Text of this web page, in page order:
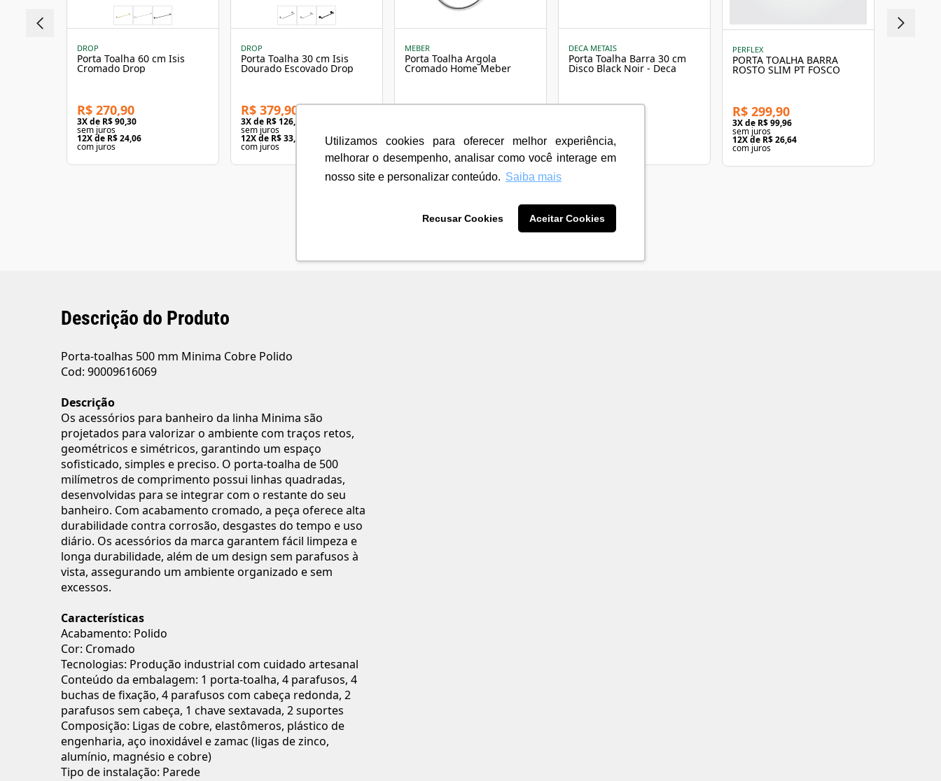
Utilizamos cookies para oferecer melhor experiência,
melhorar o desempenho, analisar como você interage em
nosso site e personalizar conteúdo. Saiba mais
Recusar Cookies Aceitar Cookies
DROP
Porta Toalha 60 cm Isis
Cromado Drop
R$ 270,90
3X de R$ 90,30
sem juros
12X de R$ 24,06
com juros
DROP
Porta Toalha 30 cm Isis
Dourado Escovado Drop
R$ 379,90
3X de R$ 126,63
sem juros
12X de R$ 33,75
com juros
MEBER
Porta Toalha Argola
Cromado Home Meber
R$ 182,90
12X de R$ 16,25
com juros
DECA METAIS
Porta Toalha Barra 30 cm
Disco Black Noir - Deca
R$ 588,90
12X deR$ 52,32
com juros
PERFLEX
PORTA TOALHA BARRA
ROSTO SLIM PT FOSCO
R$ 299,90
3X de R$ 99,96
sem juros
12X de R$ 26,64
com juros
Descrição do Produto
Porta-toalhas 500 mm Minima Cobre Polido
Cod: 90009616069
Descrição
Os acessórios para banheiro da linha Minima são
projetados para valorizar o ambiente com traços retos,
geométricos e simétricos, garantindo um espaço
sofisticado, simples e preciso. O porta-toalha de 500
milímetros de comprimento possui linhas quadradas,
desenvolvidas para se integrar com o restante do seu
banheiro. Com acabamento cromado, a peça oferece alta
durabilidade contra corrosão, desgastes do tempo e uso
diário. Os acessórios da marca garantem fácil limpeza e
longa durabilidade, além de um design sem parafusos à
vista, assegurando um ambiente organizado e sem
excessos.
Características
Acabamento: Polido
Cor: Cromado
Tecnologias: Produção industrial com cuidado artesanal
Conteúdo da embalagem: 1 porta-toalha, 4 parafusos, 4
buchas de fixação, 4 parafusos com cabeça redonda, 2
parafusos sem cabeça, 1 chave sextavada, 2 suportes
Composição: Ligas de cobre, elastômeros, plástico de
engenharia, aço inoxidável e zamac (ligas de zinco,
alumínio, magnésio e cobre)
Tipo de instalação: Parede